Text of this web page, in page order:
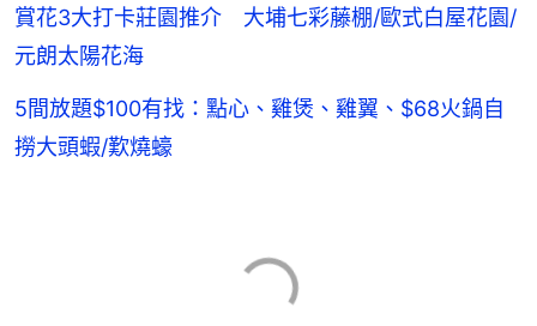
賞花3大打卡莊園推介 大埔七彩藤棚/歐式白屋花園/
元朗太陽花海
5間放題$100有找：點心、雞煲、雞翼、$68火鍋自
撈大頭蝦/歎燒蠔